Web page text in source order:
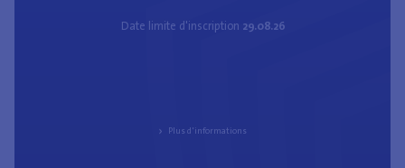
Date limite d'inscription 29.08.26
Plus d'informations